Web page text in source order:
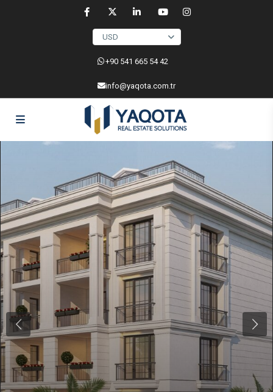
USD
‎+90 541 665 54 42
info@yaqota.com.tr
Previous Next